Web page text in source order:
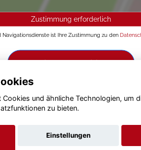
Zustimmung erforderlich
ist Ihre Zustimmung zu den
Cookies und ähnliche Technologien, um
zu bieten.
Einstellungen